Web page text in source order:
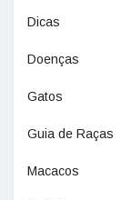
Dicas
Doenças
Gatos
Guia de Raças
Macacos